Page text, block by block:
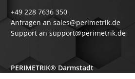
+49 228 7636 350
Anfragen an sales@perimetrik.de
Support an support@perimetrik.de
PERIMETRIK® Darmstadt